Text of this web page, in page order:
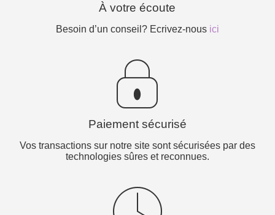
À votre écoute
Besoin d’un conseil? Ecrivez-nous ici
Paiement sécurisé
Vos transactions sur notre site sont sécurisées par des
technologies sûres et reconnues.